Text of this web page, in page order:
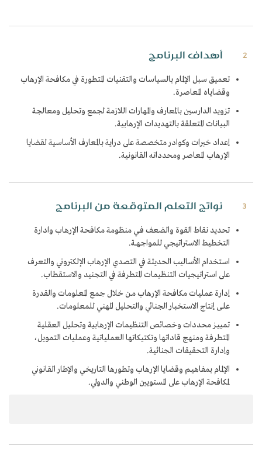
2 أهداف البرنامج
تعميق سبل الإلمام بالسياسات والتقنيات المتطورة في مكافحة الإرهاب
وقضاياه المعاصرة.
تزويد الدارسين بالمعارف والمهارات اللازمة لجمع وتحليل ومعالجة
البيانات المتعلقة بالتهديدات الإرهابية.
إعداد خبرات وكوادر متخصصة على دراية بالمعارف الأساسية لقضايا
الإرهاب المعاصر ومحدداته القانونية.
3 نواتج التعلم المتوقعة من البرنامج
تحديد نقاط القوة والضعف فـي منظومة مكافحة الإرهاب وادارة
التخطيط الاستراتيجي للمواجهــة.
استخدام الأساليب الحديثة في التصدي الإرهاب الإلكتروني والتعرف
على استراتيجيات التنظيمات المتطرفة في التجنيد والاستقطاب.
إدارة عمليات مكافحة الإرهاب مـن خلال جمـع المعلومات والقدرة
علـى إنتاج الاستخبار الجنائي والتحليل المهني للمعلومات.
تمييـز محددات وخصائص التنظيمات الإرهابية وتحليل العقلية
المتطرفة ومنهج قاداتها وتكتيكاتها العملياتية وعمليات التمويل،
وإدارة التحقيقات الجنائية.
الإلمام بمفاهيـم وقضايا الإرهاب وتطورها التاريخي والإطار القانوني
لمكافحة الإرهاب على المستويين الوطني والدولي.